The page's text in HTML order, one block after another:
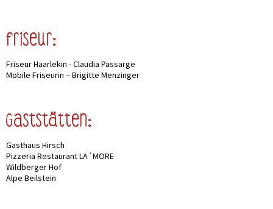
Friseur:
Friseur Haarlekin - Claudia Passarge
Mobile Friseurin – Brigitte Menzinger
Gaststätten:
Gasthaus Hirsch
Pizzeria Restaurant LA´MORE
Wildberger Hof
Alpe Beilstein